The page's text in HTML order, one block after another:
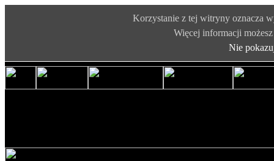
Korzystanie z tej witryny oznacza
Więcej informacji
Nie